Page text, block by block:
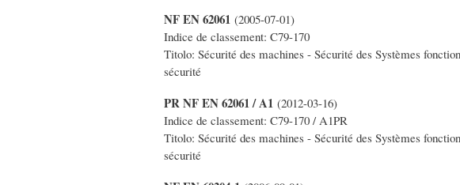
NF EN 62061 (2005-07-01)
Indice de classement: C79-170
Titolo: Sécurité des machines - Sécurité des Systèmes
sécurité
PR NF EN 62061 / A1 (2012-03-16)
Indice de classement: C79-170 / A1PR
Titolo: Sécurité des machines - Sécurité des Systèmes
sécurité